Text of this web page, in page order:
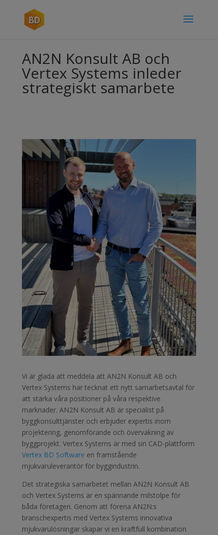
AN2N Konsult AB och
Vertex Systems inleder
strategiskt samarbete
Vi är glada att meddela att AN2N Konsult AB och
Vertex Systems har tecknat ett nytt samarbetsavtal för
att stärka våra positioner på våra respektive
marknader. AN2N Konsult AB är specialist på
byggkonsulttjänster och erbjuder expertis inom
projektering, genomförande och övervakning av
byggprojekt. Vertex Systems är med sin CAD-plattform
Vertex BD Software en framstående
mjukvaruleverantör för byggindustrin.
Det strategiska samarbetet mellan AN2N Konsult AB
och Vertex Systems är en spännande milstolpe för
båda företagen. Genom att förena AN2N:s
branschexpertis med Vertex Systems innovativa
mjukvarulösningar skapar vi en kraftfull kombination